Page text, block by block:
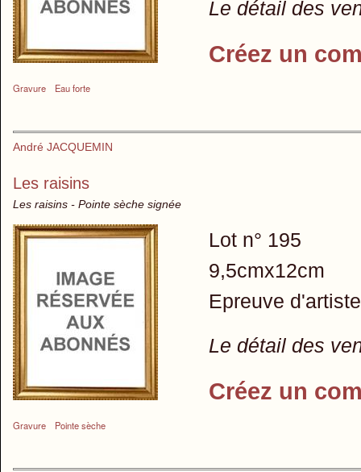
Gravure Eau forte
Le détail des
Créez un
André JACQUEMIN
Les raisins
Les raisins - Pointe sèche signée
Gravure Pointe sèche
Lot n° 195
9,5cmx12cm
Epreuve d'artiste
Le détail des
Créez un